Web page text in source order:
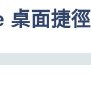
桌面捷徑